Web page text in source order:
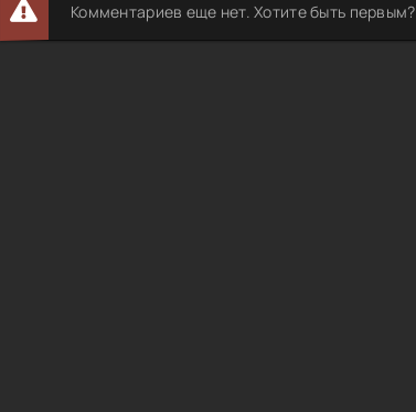
Комментариев еще нет. Хотите быть первым?